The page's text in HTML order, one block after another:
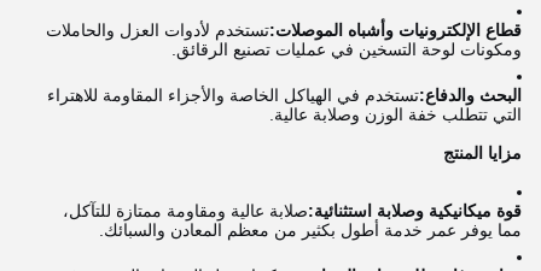
قطاع الإلكترونيات وأشباه الموصلات:تستخدم لأدوات العزل والحاملات
ومكونات لوحة التسخين في عمليات تصنيع الرقائق.
البحث والدفاع:تستخدم في الهياكل الخاصة والأجزاء المقاومة للاهتراء
التي تتطلب خفة الوزن وصلابة عالية.
مزايا المنتج
قوة ميكانيكية وصلابة استثنائية:صلابة عالية ومقاومة ممتازة للتآكل،
مما يوفر عمر خدمة أطول بكثير من معظم المعادن والسبائك.